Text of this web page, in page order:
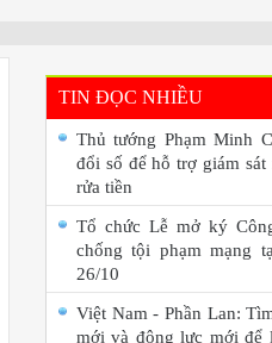
TIN ĐỌC NHIỀU
Thủ tướng Phạm Minh
đổi số để hỗ trợ giám
rửa tiền
Tổ chức Lễ mở ký
chống tội phạm mạng
26/10
Việt Nam - Phần Lan:
mới và động lực mới để